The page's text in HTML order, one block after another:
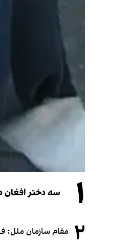
۱ سه دختر افغان
۲ مقام سازمان ملل: